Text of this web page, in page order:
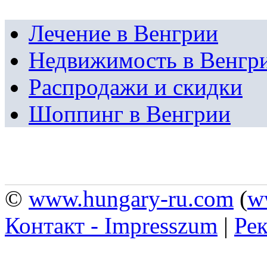
Лечение в Венгрии
Недвижимость в
Распродажи и скидки
Шоппинг в Венгрии
© www.hungary-ru.com (
Контакт - Impresszum |